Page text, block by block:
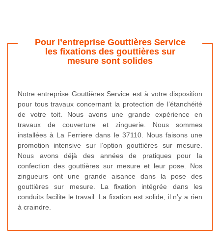
Pour l’entreprise Gouttières Service
les fixations des gouttières sur
mesure sont solides
Notre entreprise Gouttières Service est à votre disposition
pour tous travaux concernant la protection de l’étanchéité
de votre toit. Nous avons une grande expérience en
travaux de couverture et zinguerie. Nous sommes
installées à La Ferriere dans le 37110. Nous faisons une
promotion intensive sur l’option gouttières sur mesure.
Nous avons déjà des années de pratiques pour la
confection des gouttières sur mesure et leur pose. Nos
zingueurs ont une grande aisance dans la pose des
gouttières sur mesure. La fixation intégrée dans les
conduits facilite le travail. La fixation est solide, il n’y a rien
à craindre.